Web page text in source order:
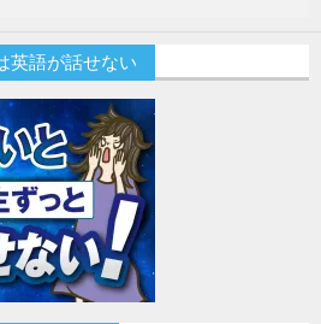
英語が話せない